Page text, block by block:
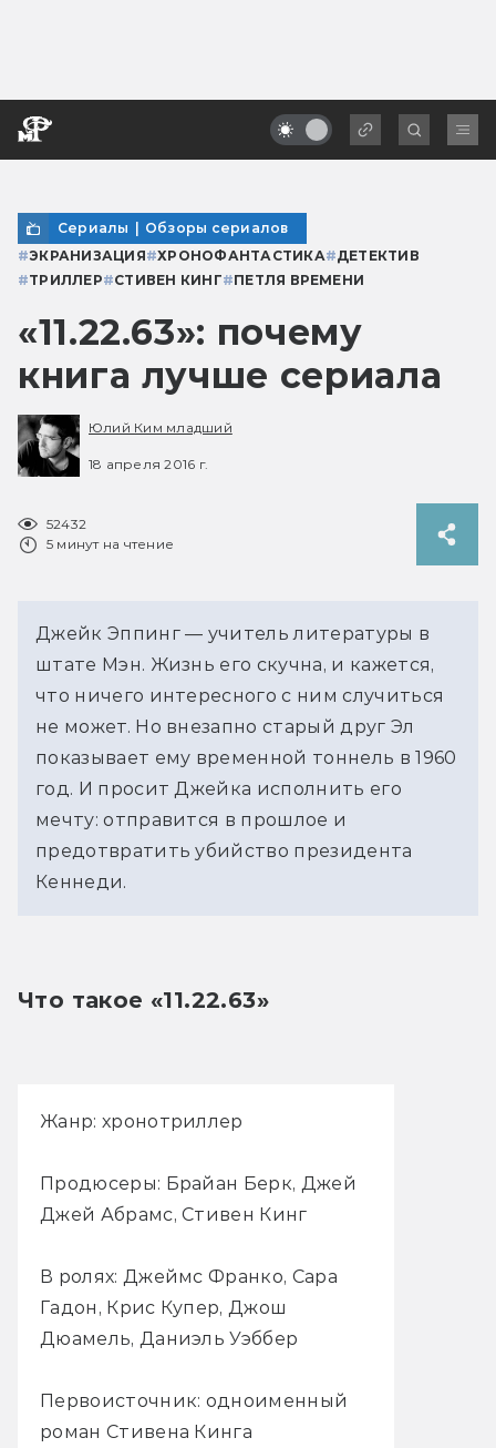
Сериалы | Обзоры сериалов
#ЭКРАНИЗАЦИЯ#ХРОНОФАНТАСТИКА#ДЕТЕКТИВ
#ТРИЛЛЕР#СТИВЕН КИНГ#ПЕТЛЯ ВРЕМЕНИ
«11.22.63»: почему
книга лучше сериала
Юлий Ким младший
18 апреля 2016 г.
52432
5 минут на чтение
Джейк Эппинг — учитель литературы в
штате Мэн. Жизнь его скучна, и кажется,
что ничего интересного с ним случиться
не может. Но внезапно старый друг Эл
показывает ему временной тоннель в 1960
год. И просит Джейка исполнить его
мечту: отправится в прошлое и
предотвратить убийство президента
Кеннеди.
Что такое «11.22.63»
Жанр: хронотриллер
Продюсеры: Брайан Берк, Джей
Джей Абрамс, Стивен Кинг
В ролях: Джеймс Франко, Сара
Гадон, Крис Купер, Джош
Дюамель, Даниэль Уэббер
Первоисточник: одноименный
роман Стивена Кинга